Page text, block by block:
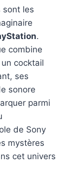
sont les
.
combine
cocktail
ses
sonore
parmi
de Sony
mystères
cet univers